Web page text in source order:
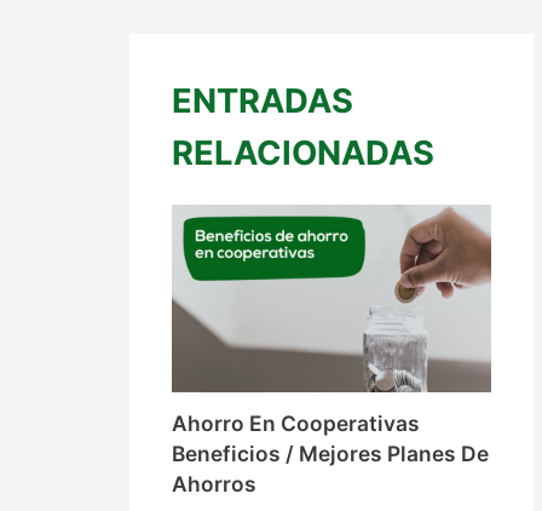
ENTRADAS
RELACIONADAS
Ahorro En Cooperativas
Beneficios / Mejores Planes De
Ahorros